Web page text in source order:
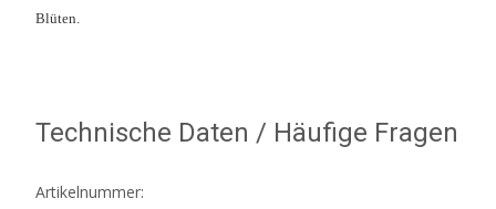
Blüten.
Technische Daten / Häufige Fragen
Artikelnummer: